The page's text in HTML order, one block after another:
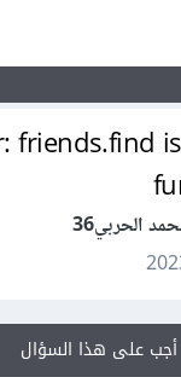
friends.find
الحربي36
أجب على هذا السؤال